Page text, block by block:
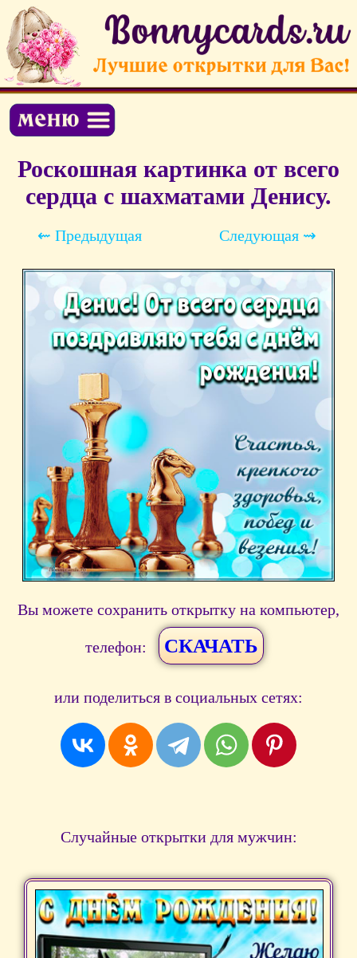
Роскошная картинка от всего
сердца с шахматами Денису.
⇜ Предыдущая Следующая ⇝
Вы можете сохранить открытку на компьютер,
телефон: СКАЧАТЬ
или поделиться в социальных сетях:
Случайные открытки для мужчин: